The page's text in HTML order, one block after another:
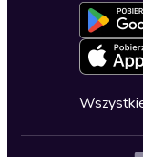
Dla młodzieży
Oferta
Blog
Cykle